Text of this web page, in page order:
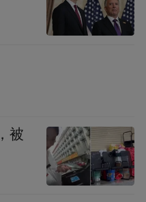
uploaded and posted
which is a social media
被